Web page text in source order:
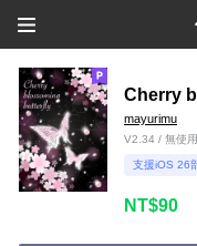
Cherry
mayurimu
V2.34 / 無使
支援iOS 26
NT$90